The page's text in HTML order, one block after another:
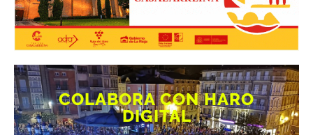
COLABORA CON HARO
DIGITAL